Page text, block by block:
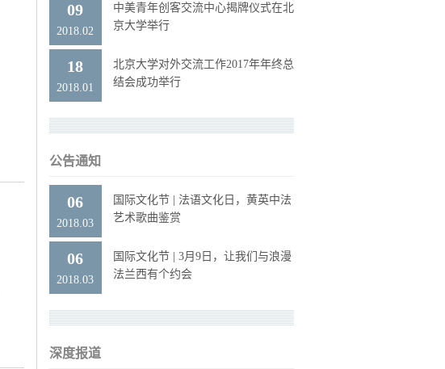
09
2018.02
中美青年创客交流中心揭牌仪式在北
京大学举行
18
2018.01
北京大学对外交流工作2017年年终总
结会成功举行
公告通知
06
2018.03
国际文化节 | 法语文化日，黄英中法
艺术歌曲鉴赏
06
2018.03
国际文化节 | 3月9日，让我们与浪漫
法兰西有个约会
深度报道